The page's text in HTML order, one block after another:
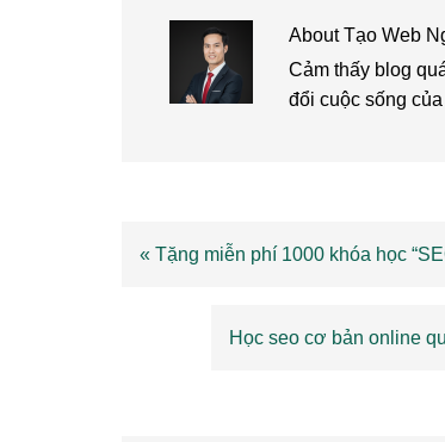
AboutTạo Web
Cảm thấy blog
đổi cuộc sống
Previous
« Tặng miễn phí 1000 khóa học
Next
Học seo cơ bản online